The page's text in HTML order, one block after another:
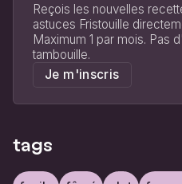
Reçois les nouvelles
astuces Fristouille
Maximum 1 par mois. Pas
tambouille.
Je m'inscris
tags